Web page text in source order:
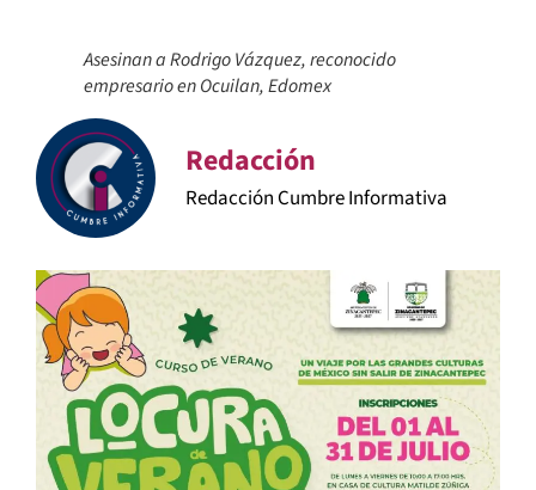
Asesinan a Rodrigo Vázquez, reconocido
empresario en Ocuilan, Edomex
Redacción
Redacción Cumbre Informativa